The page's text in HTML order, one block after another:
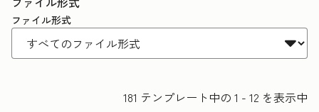
ファイル形式
181 テンプレート中の 1 - 12 を表示中